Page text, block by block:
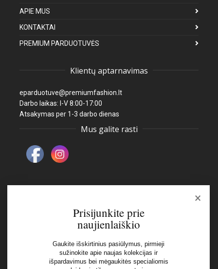
APIE MUS
KONTAKTAI
PREMIUM PARDUOTUVĖS
Klientų aptarnavimas
eparduotuve@premiumfashion.lt
Darbo laikas: I-V 8:00-17:00
Atsakymas per 1-3 darbo dienas
Mus galite rasti
Naujienlaiškis
Aš perskaičiau ir sutinku su Privatumo Politikos
×
Prisijunkite prie
naujienlaiškio
Gaukite išskirtinius pasiūlymus, pirmieji
sužinokite apie naujas kolekcijas ir
išpardavimus bei mėgaukitės specialiomis